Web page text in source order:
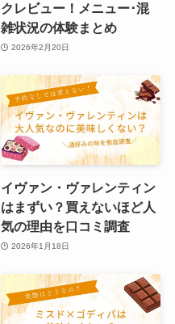
クレビュー！メニュー･混
雑状況の体験まとめ
2026年2月20日
イヴァン・ヴァレンティン
はまずい？買えないほど人
気の理由を口コミ調査
2026年1月18日